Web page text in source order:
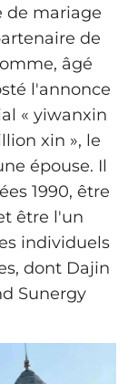
de mariage
de
âgé
l'annonce
« yiwanxin
xin », le
épouse. Il
1990, être
être l'un
individuels
dont Dajin
Sunergy